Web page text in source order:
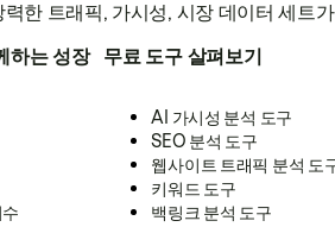
한 트래픽, 가시성, 시장 데이터 세트
하는 성장 무료 도구 살펴보기
AI 가시성 분석 도구
SEO 분석 도구
웹사이트 트래픽 분석 도
키워드 도구
백링크 분석 도구